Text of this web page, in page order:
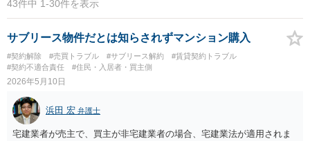
43件中 1-30件を表示
サブリース物件だとは知らされずマンション購入
#契約解除 #売買トラブル #サブリース解約
#賃貸契約トラブル
#契約不適合責任
#住民・入居者・買主側
2026年5月10日
浜田 宏 弁護士
宅建業者が売主で、買主が非宅建業者の場合、宅建業法が適用されま